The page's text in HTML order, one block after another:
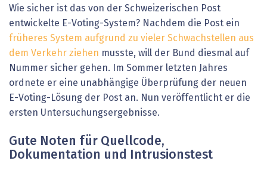
Wie sicher ist das von der Schweizerischen Post
entwickelte E-Voting-System? Nachdem die Post ein
früheres System aufgrund zu vieler Schwachstellen aus
dem Verkehr ziehen musste, will der Bund diesmal auf
Nummer sicher gehen. Im Sommer letzten Jahres
ordnete er eine unabhängige Überprüfung der neuen
E-Voting-Lösung der Post an. Nun veröffentlicht er die
ersten Untersuchungsergebnisse.
Gute Noten für Quellcode,
Dokumentation und Intrusionstest